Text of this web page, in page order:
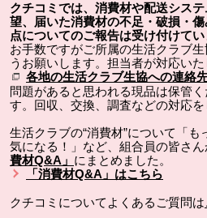
クチコミでは、消費材や配送シス
望、届いた消費材の不足・破損・
点についてのご報告は受け付けて
お手数ですがご所属の生活クラブ
うお願いします。担当者が対応いた
各地の生活クラブ生協への連絡
問題があると思われる現品は保管
す。回収、交換、調査などの対応を
生活クラブの“消費材”について「
気になる！」など、組合員の皆さ
費材Q&A」 にまとめました。
「消費材Q&A」はこちら
クチコミについてよくあるご質問は